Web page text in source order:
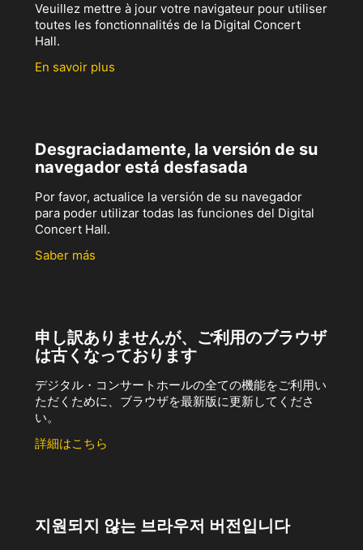
Veuillez mettre à jour votre navigateur pour utiliser
toutes les fonctionnalités de la Digital Concert
Hall.
En savoir plus
Desgraciadamente, la versión de su
navegador está desfasada
Por favor, actualice la versión de su navegador
para poder utilizar todas las funciones del Digital
Concert Hall.
Saber más
申し訳ありませんが、ご利用のブラウザ
は古くなっております
デジタル・コンサートホールの全ての機能をご利用い
ただくために、ブラウザを最新版に更新してくださ
い。
詳細はこちら
지원되지 않는 브라우저 버전입니다